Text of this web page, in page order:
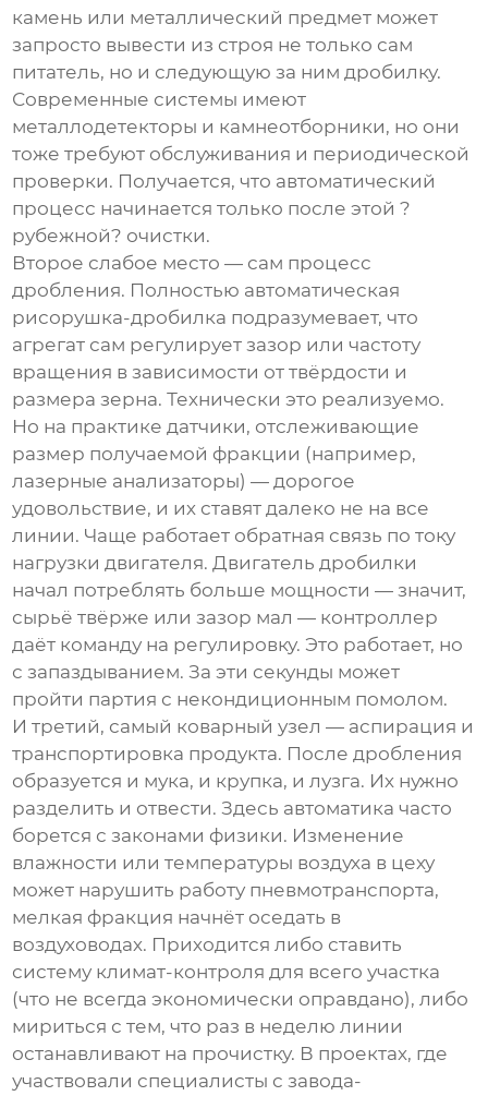
камень или металлический предмет может
запросто вывести из строя не только сам
питатель, но и следующую за ним дробилку.
Современные системы имеют
металлодетекторы и камнеотборники, но они
тоже требуют обслуживания и периодической
проверки. Получается, что автоматический
процесс начинается только после этой ?
рубежной? очистки.
Второе слабое место — сам процесс
дробления. Полностью автоматическая
рисорушка-дробилка подразумевает, что
агрегат сам регулирует зазор или частоту
вращения в зависимости от твёрдости и
размера зерна. Технически это реализуемо.
Но на практике датчики, отслеживающие
размер получаемой фракции (например,
лазерные анализаторы) — дорогое
удовольствие, и их ставят далеко не на все
линии. Чаще работает обратная связь по току
нагрузки двигателя. Двигатель дробилки
начал потреблять больше мощности — значит,
сырьё твёрже или зазор мал — контроллер
даёт команду на регулировку. Это работает, но
с запаздыванием. За эти секунды может
пройти партия с некондиционным помолом.
И третий, самый коварный узел — аспирация и
транспортировка продукта. После дробления
образуется и мука, и крупка, и лузга. Их нужно
разделить и отвести. Здесь автоматика часто
борется с законами физики. Изменение
влажности или температуры воздуха в цеху
может нарушить работу пневмотранспорта,
мелкая фракция начнёт оседать в
воздуховодах. Приходится либо ставить
систему климат-контроля для всего участка
(что не всегда экономически оправдано), либо
мириться с тем, что раз в неделю линии
останавливают на прочистку. В проектах, где
участвовали специалисты с завода-